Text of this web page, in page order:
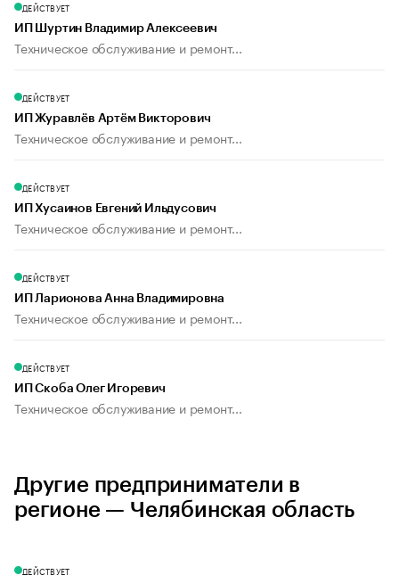
ДЕЙСТВУЕТ
ИП Шуртин Владимир Алексеевич
Техническое обслуживание и ремонт...
ДЕЙСТВУЕТ
ИП Журавлёв Артём Викторович
Техническое обслуживание и ремонт...
ДЕЙСТВУЕТ
ИП Хусаинов Евгений Ильдусович
Техническое обслуживание и ремонт...
ДЕЙСТВУЕТ
ИП Ларионова Анна Владимировна
Техническое обслуживание и ремонт...
ДЕЙСТВУЕТ
ИП Скоба Олег Игоревич
Техническое обслуживание и ремонт...
Другие предприниматели в
регионе — Челябинская область
ДЕЙСТВУЕТ